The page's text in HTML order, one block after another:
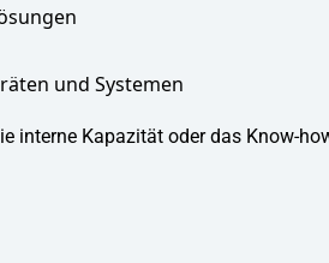
und Systemen
interne Kapazität oder das Know-